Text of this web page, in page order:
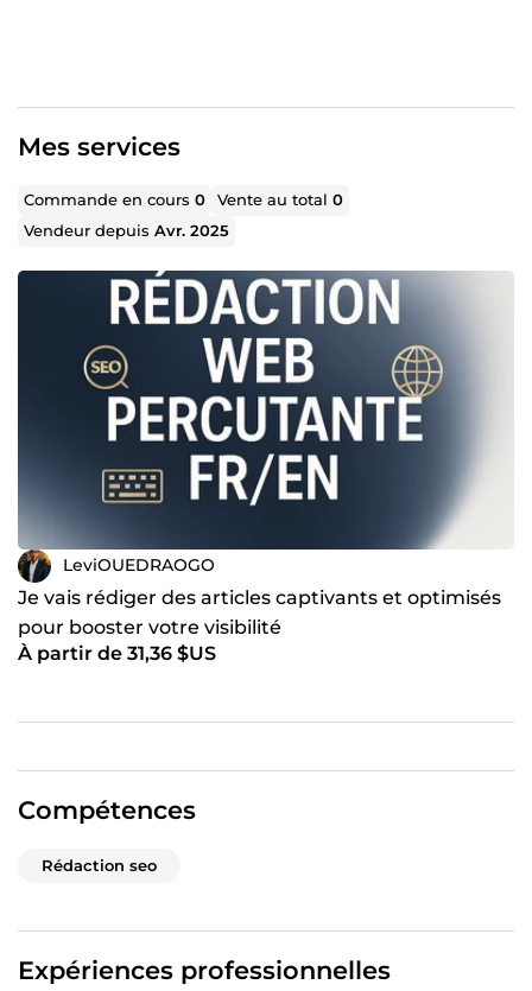
Mes services
Commande en cours0 Vente au total0
Vendeur depuisAvr. 2025
LeviOUEDRAOGO
Je vais rédiger des articles captivants et optimisés
pour booster votre visibilité
À partir de 31,36 $US
Compétences
Rédaction seo
Expériences professionnelles